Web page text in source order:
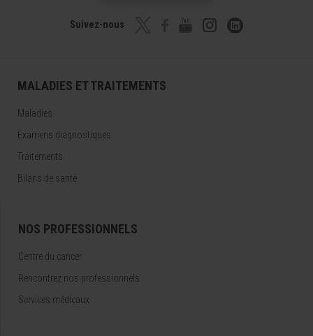
Suivez-nous
MALADIES ET TRAITEMENTS
Maladies
Examens diagnostiques
Traitements
Bilans de santé
NOS PROFESSIONNELS
Centre du cancer
Rencontrez nos professionnels
Services médicaux